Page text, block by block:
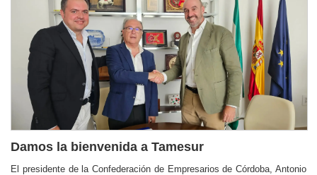
Damos la bienvenida a Tamesur
El presidente de la Confederación de Empresarios de Córdoba, Antonio